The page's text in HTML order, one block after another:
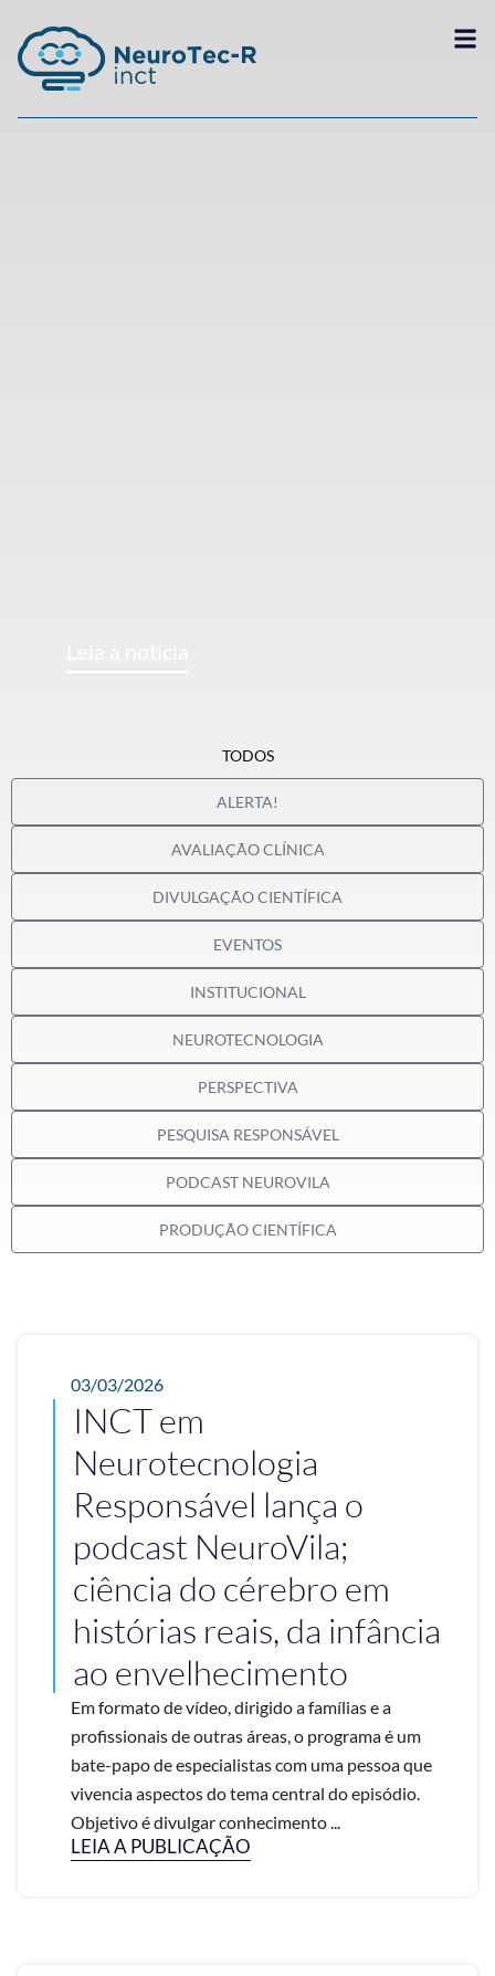
ALERTA!
AVALIAÇÃO CLÍNICA
DIVULGAÇÃO CIENTÍFICA
EVENTOS
INSTITUCIONAL
NEUROTECNOLOGIA
PERSPECTIVA
PESQUISA RESPONSÁVEL
PODCAST NEUROVILA
PRODUÇÃO CIENTÍFICA
TODOS
03/03/2026
INCT em
Neurotecnologia
Responsável lança o
podcast NeuroVila;
ciência do cérebro em
histórias reais, da infância
ao envelhecimento
Em formato de vídeo, dirigido a famílias e a
profissionais de outras áreas, o programa é um
bate-papo de especialistas com uma pessoa que
vivencia aspectos do tema central do episódio.
Objetivo é divulgar conhecimento ...
LEIA A PUBLICAÇÃO